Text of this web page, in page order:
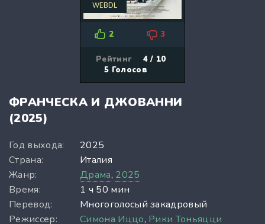
WEBDL
2 3
Рейтинг
4 / 10
5 Голосов
ФРАНЧЕСКА И ДЖОВАННИ
(2025)
Год выхода:
2025
Страна:
Италия
Жанр:
Драма, 2025
Время:
1 ч 50 мин
Перевод:
Многоголосый закадровый
Режиссер:
Симона Иццо, Рики Тоньяцци